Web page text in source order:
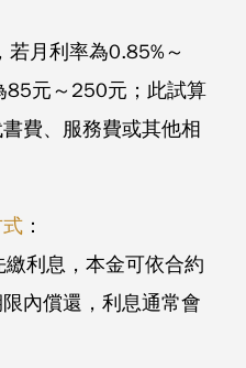
月利率為0.85%～
85元～250元；此試算
費、服務費或其他相
：
利息，本金可依合約
內償還，利息通常會